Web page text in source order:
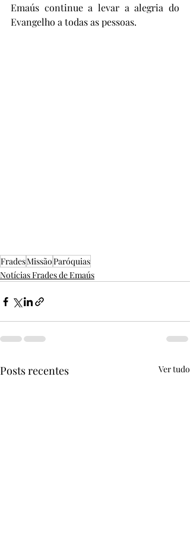
Emaús continue a levar a alegria do
Evangelho a todas as pessoas.
FradesMissãoParóquias
Notícias Frades de Emaús
Posts recentes Ver tudo